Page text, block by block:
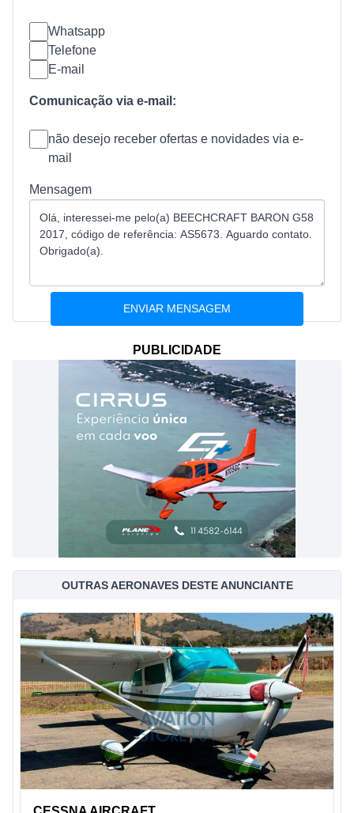
Whatsapp
Telefone
E-mail
Comunicação via e-mail:
não desejo receber ofertas e novidades via e-
mail
Mensagem
PUBLICIDADE
OUTRAS AERONAVES DESTE ANUNCIANTE